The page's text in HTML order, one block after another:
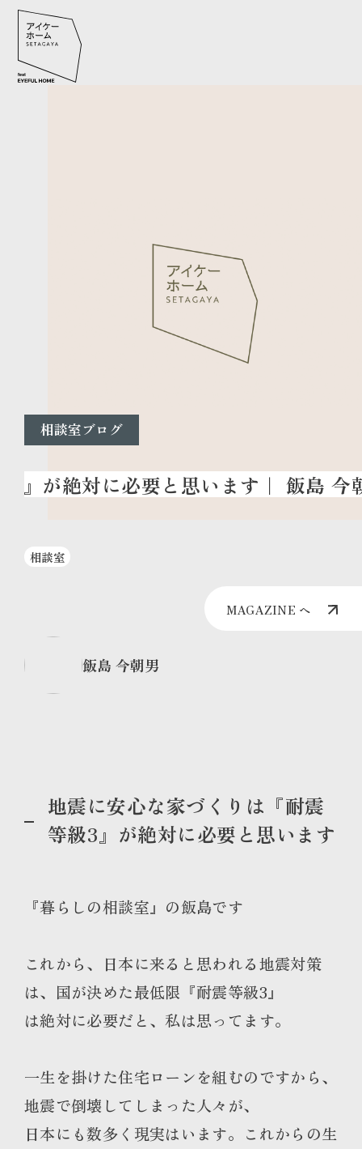
相談室ブログ
相談室
MAGAZINE へ
飯島 今朝男
地震に安心な家づくりは『耐震
等級3』が絶対に必要と思います
『暮らしの相談室』の飯島です
これから、日本に来ると思われる地震対策
は、国が決めた最低限『耐震等級3』
は絶対に必要だと、私は思ってます。
一生を掛けた住宅ローンを組むのですから、
地震で倒壊してしまった人々が、
日本にも数多く現実はいます。これからの生